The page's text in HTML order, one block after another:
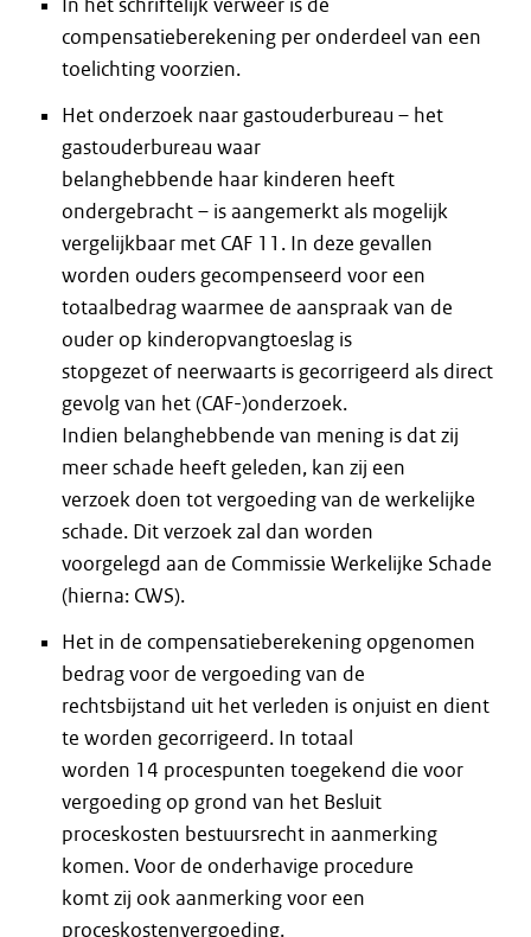
In het schriftelijk verweer is de
compensatieberekening per onderdeel van een
toelichting voorzien.
Het onderzoek naar gastouderbureau – het
gastouderbureau waar
belanghebbende haar kinderen heeft
ondergebracht – is aangemerkt als mogelijk
vergelijkbaar met CAF 11. In deze gevallen
worden ouders gecompenseerd voor een
totaalbedrag waarmee de aanspraak van de
ouder op kinderopvangtoeslag is
stopgezet of neerwaarts is gecorrigeerd als direct
gevolg van het (CAF-)onderzoek.
Indien belanghebbende van mening is dat zij
meer schade heeft geleden, kan zij een
verzoek doen tot vergoeding van de werkelijke
schade. Dit verzoek zal dan worden
voorgelegd aan de Commissie Werkelijke Schade
(hierna: CWS).
Het in de compensatieberekening opgenomen
bedrag voor de vergoeding van de
rechtsbijstand uit het verleden is onjuist en dient
te worden gecorrigeerd. In totaal
worden 14 procespunten toegekend die voor
vergoeding op grond van het Besluit
proceskosten bestuursrecht in aanmerking
komen. Voor de onderhavige procedure
komt zij ook aanmerking voor een
proceskostenvergoeding.